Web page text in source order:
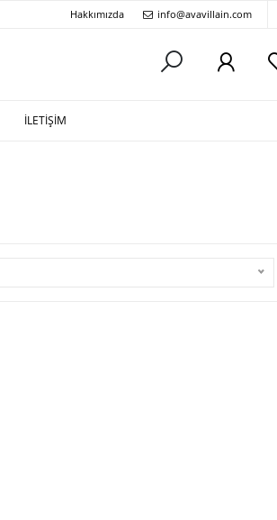
Hakkımızda info@avavillain.com
İLETİŞİM